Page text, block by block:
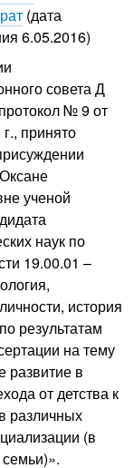
(дата
6.05.2016)
совета Д
№ 9 от
принято
ученой
наук по
19.00.01 –
история
результатам
на тему
развитие в
от детства к
различных
(в